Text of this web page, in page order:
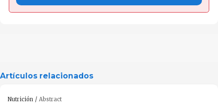
Artículos relacionados
Nutrición Abstract